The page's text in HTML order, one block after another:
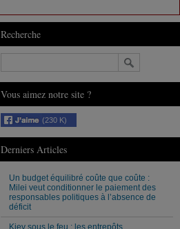
Recherche
Vous aimez notre site ?
(230 K)
Derniers Articles
Un budget équilibré coûte que coûte :
Milei veut conditionner le paiement des
responsables politiques à l’absence de
déficit
Kiev sous le feu : les entrepôts